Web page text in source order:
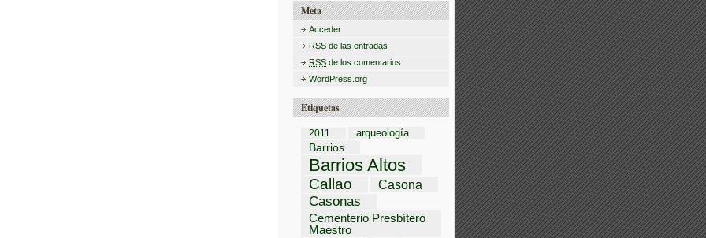
Meta
Acceder
RSS de las entradas
RSS de los comentarios
WordPress.org
Etiquetas
2011 arqueología
Barrios
Barrios Altos
Callao Casona
Casonas
Cementerio Presbítero
Maestro